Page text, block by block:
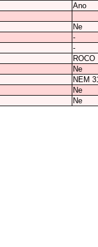
Ano
Ne
-
-
ROCO
Ne
NEM
Ne
Ne